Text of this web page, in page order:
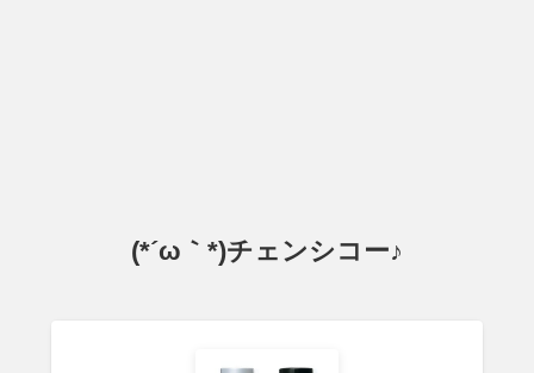
(*´ω｀*)チェンシコー♪